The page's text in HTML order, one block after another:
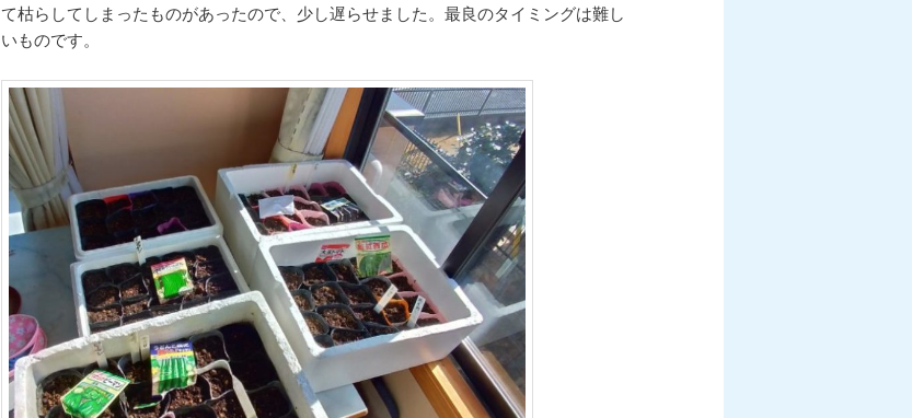
て枯らしてしまったものがあったので、少し遅らせました。最良のタイミングは難し
いものです。